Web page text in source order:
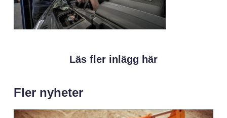
Läs fler inlägg här
Fler nyheter